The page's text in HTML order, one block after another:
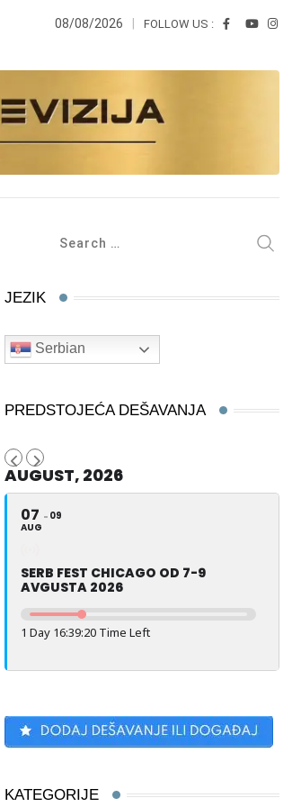
08/08/2026 FOLLOW US :
JEZIK
Serbian
PREDSTOJEĆA DEŠAVANJA
AUGUST, 2026
07
AUG
09
SERB FEST CHICAGO OD 7-9
AVGUSTA 2026
1 Day 16:39:19 Time Left
KATEGORIJE